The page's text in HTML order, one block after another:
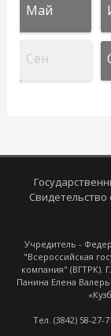
Май
Сен
Учредитель -
"Всероссийская
компания" (ВГТРК).
Панина Елена
Тел. (3842) 58-27-